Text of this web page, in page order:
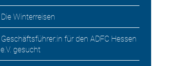
Die Winterreisen
Geschäftsführer:in für den ADFC Hessen
e.V. gesucht